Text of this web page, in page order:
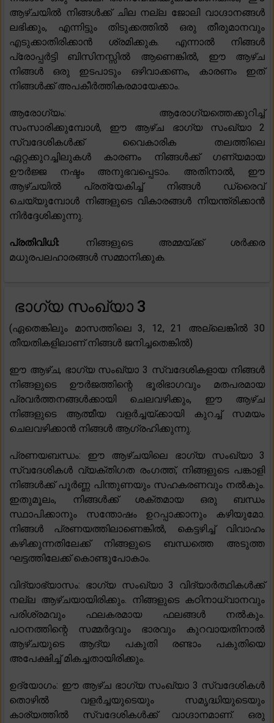
ആഴ്ചയിൽ നിങ്ങൾക്ക് ചില നല്ല ജോലി വാഗ്ദാനങ്ങൾ
ലഭിക്കും, എന്നിട്ടും തിടുക്കത്തിൽ ഒരു തീരുമാനവും
എടുക്കാതിരിക്കാൻ ശ്രമിക്കുക. എന്നാൽ നിങ്ങൾ
പ്രോപ്പർട്ടി ബിസിനസ്സിൽ ആണെങ്കിൽ, ഈ ആഴ്ച
നിങ്ങൾ ഒരു ഇടപാടും ഒഴിവാക്കണം, കാരണം ഇത്
നിങ്ങൾക്ക് അപകീർത്തികരമായേക്കാം.
ആരോഗ്യം: ആരോഗ്യത്തെക്കുറിച്ച്
സംസാരിക്കുമ്പോൾ, ഈ ആഴ്ച ഭാഗ്യ സംഖ്യാ 2
സ്വദേശികൾക്ക് വൈകാരിക തലത്തിലെ
ഏറ്റക്കുറച്ചിലുകൾ കാരണം നിങ്ങൾക്ക് ഗണ്യമായ
ഊർജ്ജ നഷ്ടം അനുഭവപ്പെടാം. അതിനാൽ, ഈ
ആഴ്ചയിൽ പ്രത്യേകിച്ച് നിങ്ങൾ ഡ്രൈവ്
ചെയ്യുമ്പോൾ നിങ്ങളുടെ വികാരങ്ങൾ നിയന്ത്രിക്കാൻ
നിർദ്ദേശിക്കുന്നു.
പ്രതിവിധി: നിങ്ങളുടെ അമ്മയ്ക്ക് ശർക്കര
മധുരപലഹാരങ്ങൾ സമ്മാനിക്കുക.
ഭാഗ്യ സംഖ്യാ 3
(ഏതെങ്കിലും മാസത്തിലെ 3, 12, 21 അല്ലെങ്കിൽ 30
തീയതികളിലാണ് നിങ്ങൾ ജനിച്ചതെങ്കിൽ)
ഈ ആഴ്‌ച, ഭാഗ്യ സംഖ്യാ 3 സ്വദേശികളായ നിങ്ങൾ
നിങ്ങളുടെ ഊർജത്തിന്റെ ഭൂരിഭാഗവും മതപരമായ
പ്രവർത്തനങ്ങൾക്കായി ചെലവഴിക്കും, ഈ ആഴ്ച
നിങ്ങളുടെ ആത്മീയ വളർച്ചയ്‌ക്കായി കുറച്ച് സമയം
ചെലവഴിക്കാൻ നിങ്ങൾ ആഗ്രഹിക്കുന്നു.
പ്രണയബന്ധം: ഈ ആഴ്‌ചയിലെ ഭാഗ്യ സംഖ്യാ 3
സ്വദേശികൾ വ്യക്തിഗത രംഗത്ത്, നിങ്ങളുടെ പങ്കാളി
നിങ്ങൾക്ക് പൂർണ്ണ പിന്തുണയും സഹകരണവും നൽകും.
ഇതുമൂലം, നിങ്ങൾക്ക് ശക്തമായ ഒരു ബന്ധം
സ്ഥാപിക്കാനും സന്തോഷം ഉറപ്പാക്കാനും കഴിയുമോ.
നിങ്ങൾ പ്രണയത്തിലാണെങ്കിൽ, കെട്ടഴിച്ച് വിവാഹം
കഴിക്കുന്നതിലേക്ക് നിങ്ങളുടെ ബന്ധത്തെ അടുത്ത
ഘട്ടത്തിലേക്ക് കൊണ്ടുപോകാം.
വിദ്യാഭ്യാസം: ഭാഗ്യ സംഖ്യാ 3 വിദ്യാർത്ഥികൾക്ക്
നല്ല ആഴ്ചയായിരിക്കും. നിങ്ങളുടെ കഠിനാധ്വാനവും
പരിശ്രമവും ഫലകരമായ ഫലങ്ങൾ നൽകും.
പഠനത്തിന്റെ സമ്മർദ്ദവും ഭാരവും കുറവായതിനാൽ
ആഴ്ചയുടെ ആദ്യ പകുതി രണ്ടാം പകുതിയെ
അപേക്ഷിച്ച് മികച്ചതായിരിക്കും.
ഉദ്യോഗം: ഈ ആഴ്ച ഭാഗ്യ സംഖ്യാ 3 സ്വദേശികൾ
തൊഴിൽ വളർച്ചയുടെയും സമൃദ്ധിയുടെയും
കാര്യത്തിൽ സ്വദേശികൾക്ക് വാഗ്ദാനമാണ്. ഒരു